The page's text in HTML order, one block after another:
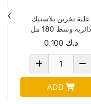
علبة تخزين بلاستيك
دائرية وسط 180 مل
BORNAد.ك 0.100
ADD
›